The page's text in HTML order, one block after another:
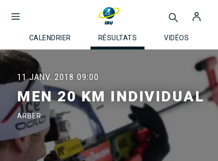
CALENDRIER RÉSULTATS VIDÉOS
11 JANV. 2018 09:00
MEN 20 KM INDIVIDUAL
ARBER